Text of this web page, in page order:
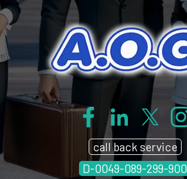
call back service
D-0049-089-299-900